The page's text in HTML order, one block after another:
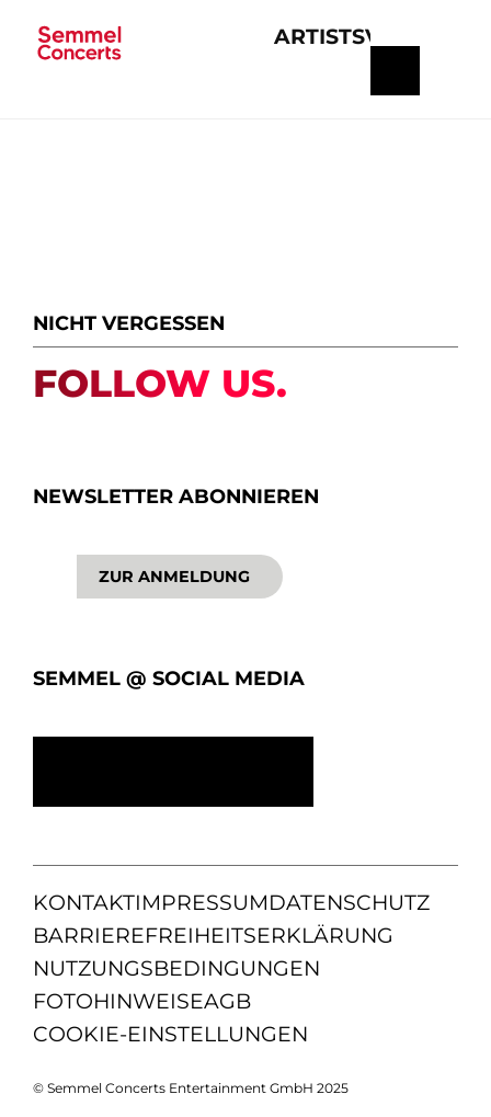
ARTISTS
NICHT VERGESSEN
FOLLOW US.
NEWSLETTER ABONNIEREN
ZUR ANMELDUNG
SEMMEL @ SOCIAL MEDIA
KONTAKTIMPRESSUMDATENSCHUTZ
BARRIEREFREIHEITSERKLÄRUNG
NUTZUNGSBEDINGUNGEN
FOTOHINWEISEAGB
COOKIE-EINSTELLUNGEN
© Semmel Concerts Entertainment GmbH 2025